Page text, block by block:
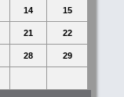
14 15
21 22
28 29